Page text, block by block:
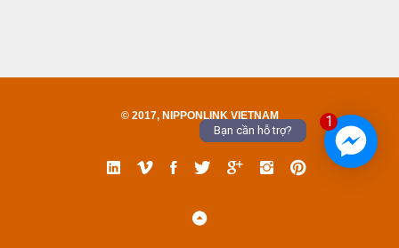
1
Bạn cần hỗ trợ?
© 2017, NIPPONLINK VIETNAM
LinkedVimeoFacebook
TwitterGoogleInstgram
Pinterest
Back